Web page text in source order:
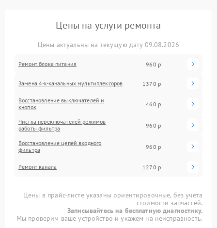
Цены на услуги ремонта
Цены актуальны на текущую дату 09.08.2026
Ремонт блока питания 960 р
Замена 4-х-канальных мультиплексоров 1370 р
Восстановление выключателей и
кнопок
460 р
Чистка переключателей режимов
работы фильтра
960 р
Восстановление цепей входного
фильтра
960 р
Ремонт канала 1270 р
Цены в прайс-листе указаны ориентировочные, без учета
стоимости запчастей.
Записывайтесь на бесплатную диагностику.
Мы проверим ваше устройство и укажем на неисправность.